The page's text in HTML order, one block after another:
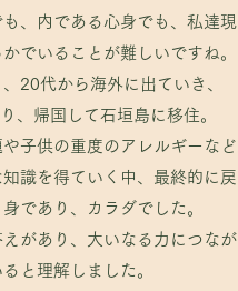
、内である心身でも、私達現
でいることが難しいですね。
20代から海外に出ていき、
、帰国して石垣島に移住。
子供の重度のアレルギーなど
識を得ていく中、最終的に戻
であり、カラダでした。
があり、大いなる力につなが
と理解しました。